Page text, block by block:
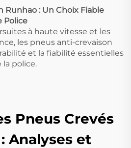
Runhao : Un Choix Fiable
Police
à haute vitesse et les
les pneus anti-crevaison
et la fiabilité essentielles
la police.
Pneus Crevés
Analyses et